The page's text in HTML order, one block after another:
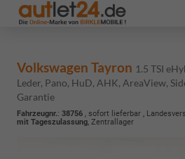
Volkswagen Tayron 1.5 TSI
Leder, Pano, HuD, AHK, AreaView,
Garantie
Fahrzeugnr.: 38756 , sofort lieferbar ,
mit Tageszulassung, Zentrallager